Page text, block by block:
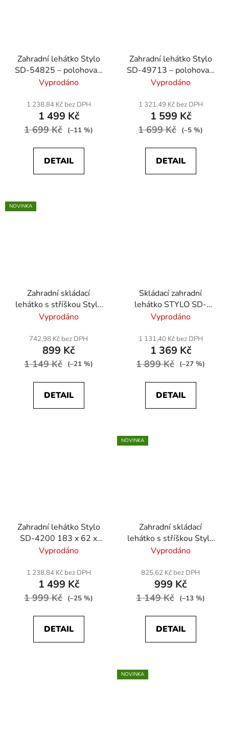
Zahradní lehátko Stylo
SD-54825 – polohovací
(5 poloh) - béžová
Vyprodáno
1 238,84 Kč bez DPH
1 499 Kč
1 699 Kč (–11 %)
DETAIL
Zahradní lehátko Stylo
SD-49713 – polohovací
(5 poloh) - černá
Vyprodáno
1 321,49 Kč bez DPH
1 599 Kč
1 699 Kč (–5 %)
DETAIL
NOVINKA
Zahradní skládací
lehátko s stříškou Stylo
SD-49767 –
šedá
Vyprodáno
742,98 Kč bez DPH
899 Kč
1 149 Kč (–21 %)
DETAIL
Skládací zahradní
lehátko STYLO SD-
3234 - černá
Vyprodáno
1 131,40 Kč bez DPH
1 369 Kč
1 899 Kč (–27 %)
DETAIL
Zahradní lehátko Stylo
SD-4200 183 x 62 x
44cm - šedá
Vyprodáno
1 238,84 Kč bez DPH
1 499 Kč
1 999 Kč (–25 %)
DETAIL
NOVINKA
Zahradní skládací
lehátko s stříškou Stylo
SD-54829 –
béžová
Vyprodáno
825,62 Kč bez DPH
999 Kč
1 149 Kč (–13 %)
DETAIL
NOVINKA